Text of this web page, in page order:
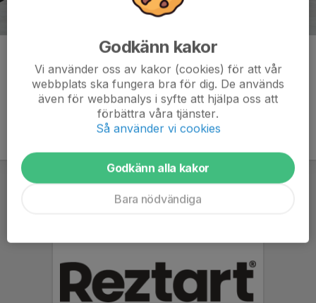
Godkänn kakor
Vi använder oss av kakor (cookies) för att vår
webbplats ska fungera bra för dig. De används
även för webbanalys i syfte att hjälpa oss att
förbättra våra tjänster.
Så använder vi cookies
Godkänn alla kakor
Bara nödvändiga